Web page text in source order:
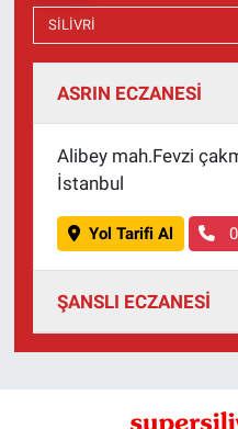
ASRIN ECZANESİ
Alibey mah.Fevzi
İstanbul
Yol Tarifi Al
ŞANSLI ECZANESİ